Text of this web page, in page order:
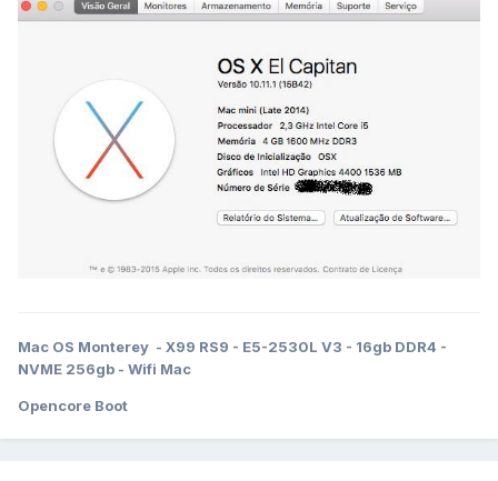
Mac OS Monterey - X99 RS9 - E5-2530L V3 - 16gb DDR4 -
NVME 256gb - Wifi Mac
Opencore Boot